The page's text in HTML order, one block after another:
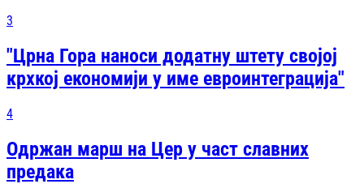
3
"Црна Гора наноси додатну штету својој
крхкој економији у име евроинтеграција"
4
Одржан марш на Цер у част славних
предака